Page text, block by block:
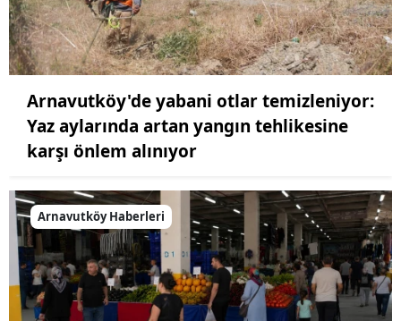
Arnavutköy'de yabani otlar temizleniyor:
Yaz aylarında artan yangın tehlikesine
karşı önlem alınıyor
Arnavutköy Haberleri